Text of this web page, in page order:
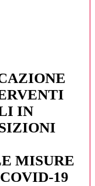
IN
MISURE
19